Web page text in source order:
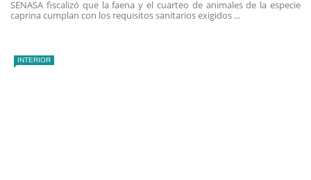
SENASA fiscalizó que la faena y el cuarteo de animales de la especie
caprina cumplan con los requisitos sanitarios exigidos ...
INTERIOR